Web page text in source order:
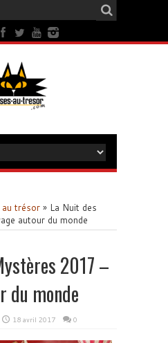
au trésor » La Nuit des
autour du monde
2017 –
du monde
18 avril 2017 0